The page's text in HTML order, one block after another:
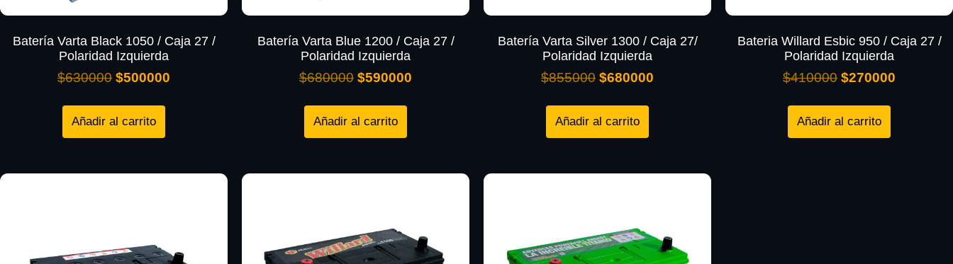
Batería Varta Black 1050 / Caja 27 /
Polaridad Izquierda
$630000 $500000
Añadir al carrito
Batería Varta Blue 1200 / Caja 27 /
Polaridad Izquierda
$680000 $590000
Añadir al carrito
Batería Varta Silver 1300 / Caja 27/
Polaridad Izquierda
$855000 $680000
Añadir al carrito
Bateria Willard Esbic 950 / Caja 27 /
Polaridad Izquierda
$410000 $270000
Añadir al carrito